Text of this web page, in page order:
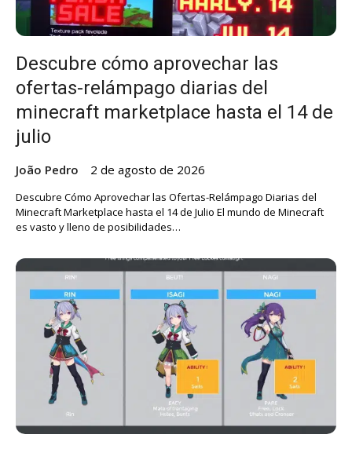
Descubre cómo aprovechar las
ofertas-relámpago diarias del
minecraft marketplace hasta el 14 de
julio
João Pedro 2 de agosto de 2026
Descubre Cómo Aprovechar las Ofertas-Relámpago Diarias del
Minecraft Marketplace hasta el 14 de Julio El mundo de Minecraft
es vasto y lleno de posibilidades…